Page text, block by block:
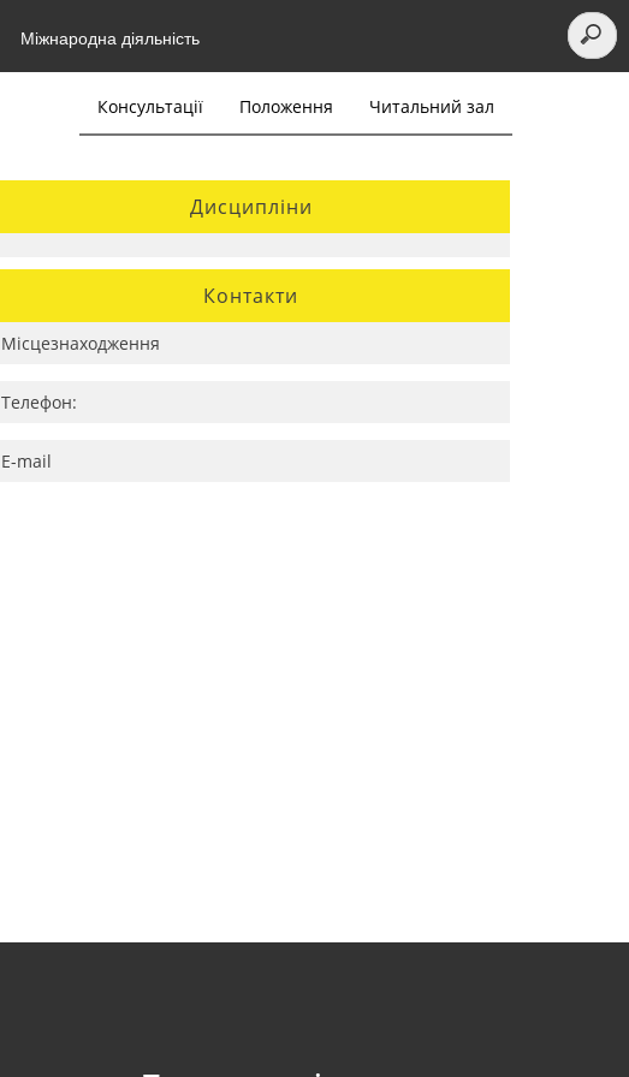
Міжнародна діяльність
Консультації Положення Читальний зал
Дисципліни
Контакти
Місцезнаходження
Телефон:
E-mail